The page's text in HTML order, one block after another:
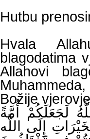
Hutbu
Hvala
blagodatima
Allahovi
Božije
لَجَعَلَكُمْ أُمَّةً
إِلَى اللَّه